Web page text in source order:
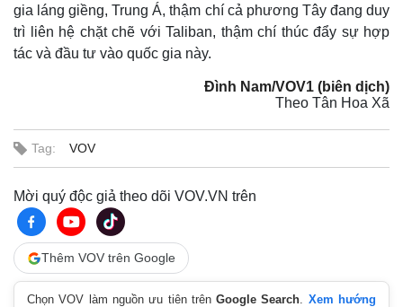
gia láng giềng, Trung Á, thậm chí cả phương Tây đang duy
trì liên hệ chặt chẽ với Taliban, thậm chí thúc đẩy sự hợp
tác và đầu tư vào quốc gia này.
Đình Nam/VOV1 (biên dịch)
Theo Tân Hoa Xã
Tag: VOV
Mời quý độc giả theo dõi VOV.VN trên
Thêm VOV trên Google
Chọn VOV làm nguồn ưu tiên trênGoogle Search. Xem hướng